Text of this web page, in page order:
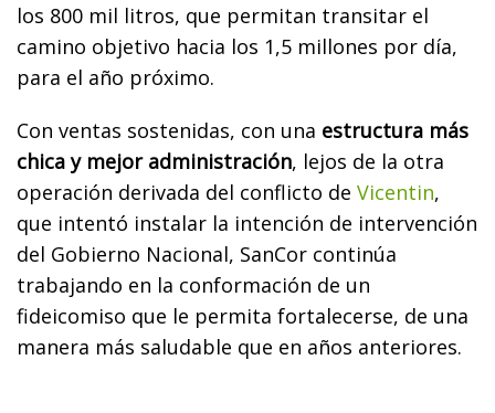
los 800 mil litros, que permitan transitar el
camino objetivo hacia los 1,5 millones por día,
para el año próximo.
Con ventas sostenidas, con una estructura más
chica y mejor administración, lejos de la otra
operación derivada del conflicto de Vicentin,
que intentó instalar la intención de intervención
del Gobierno Nacional, SanCor continúa
trabajando en la conformación de un
fideicomiso que le permita fortalecerse, de una
manera más saludable que en años anteriores.